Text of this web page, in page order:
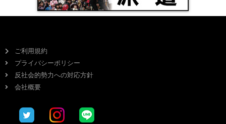
ご利用規約
プライバシーポリシー
反社会的勢力への対応方針
会社概要